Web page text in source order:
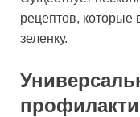
рецептов, которые
зеленку.